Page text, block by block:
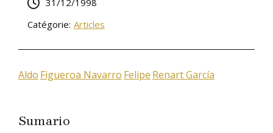
31/12/1998
Catégorie: Articles
Aldo Figueroa Navarro Felipe Renart García
Sumario